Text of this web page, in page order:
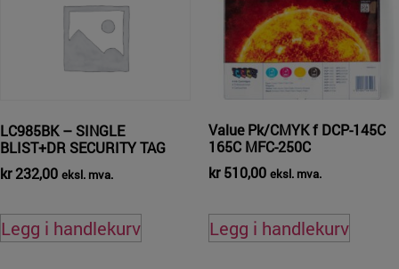
LC985BK – SINGLE
BLIST+DR SECURITY TAG
kr232,00 eksl. mva.
Legg i handlekurv
Value Pk/CMYK f DCP-145C
165C MFC-250C
kr510,00 eksl. mva.
Legg i handlekurv